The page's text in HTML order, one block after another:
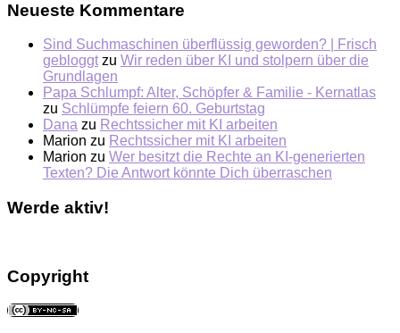
Neueste Kommentare
Sind Suchmaschinen überflüssig geworden? | Frisch
gebloggt zu Wir reden über KI und stolpern über die
Grundlagen
Papa Schlumpf: Alter, Schöpfer & Familie - Kernatlas
zu Schlümpfe feiern 60. Geburtstag
Dana zu Rechtssicher mit KI arbeiten
Marion zu Rechtssicher mit KI arbeiten
Marion zu Wer besitzt die Rechte an KI-generierten
Texten? Die Antwort könnte Dich überraschen
Werde aktiv!
Copyright